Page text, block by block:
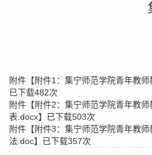
附件【附件1：集宁师范学院青年教
已下载482次
附件【附件2：集宁师范学院青年教
表.docx】已下载503次
附件【附件3：集宁师范学院青年教
法.doc】已下载357次